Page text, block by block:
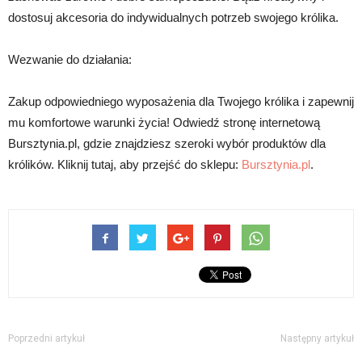
dostosuj akcesoria do indywidualnych potrzeb swojego królika.
Wezwanie do działania:
Zakup odpowiedniego wyposażenia dla Twojego królika i zapewnij
mu komfortowe warunki życia! Odwiedź stronę internetową
Bursztynia.pl, gdzie znajdziesz szeroki wybór produktów dla
królików. Kliknij tutaj, aby przejść do sklepu: Bursztynia.pl.
Poprzedni artykuł Następny artykuł